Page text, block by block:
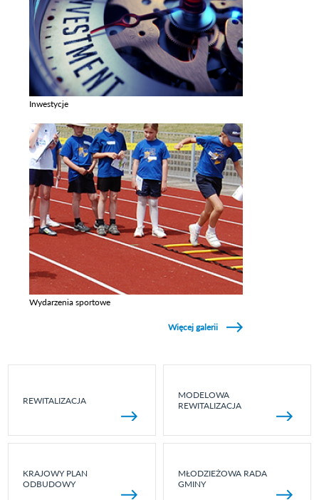
Inwestycje
Wydarzenia sportowe
Więcej galerii
REWITALIZACJA
MODELOWA
REWITALIZACJA
KRAJOWY PLAN
ODBUDOWY
MŁODZIEŻOWA RADA
GMINY